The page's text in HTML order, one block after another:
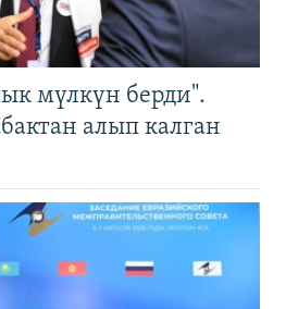
мүлкүн берди".
алып калган